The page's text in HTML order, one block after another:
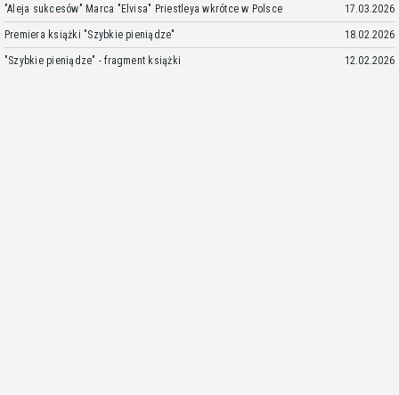
"Aleja sukcesów" Marca "Elvisa" Priestleya wkrótce w Polsce 17.03.2026
Premiera książki "Szybkie pieniądze" 18.02.2026
"Szybkie pieniądze" - fragment książki 12.02.2026